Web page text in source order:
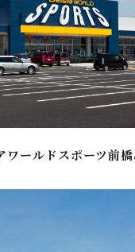
ワールドスポーツ前